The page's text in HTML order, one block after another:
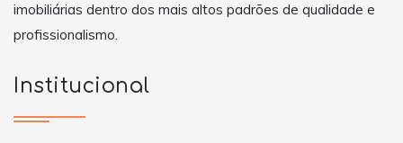
imobiliárias dentro dos mais altos padrões de qualidade e
profissionalismo.
Institucional